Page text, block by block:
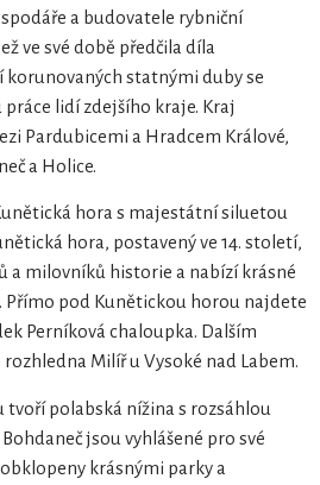
a budovatele rybniční
ve své době předčila díla
korunovaných statnými duby se
lidí zdejšího kraje. Kraj
Pardubicemi a Hradcem Králové,
a Holice.
hora s majestátní siluetou
hora, postavený ve 14. století,
a milovníků historie a nabízí krásné
Přímo pod Kunětickou horou najdete
Perníková chaloupka. Dalším
Milíř u Vysoké nad Labem.
polabská nížina s rozsáhlou
jsou vyhlášené pro své
krásnými parky a